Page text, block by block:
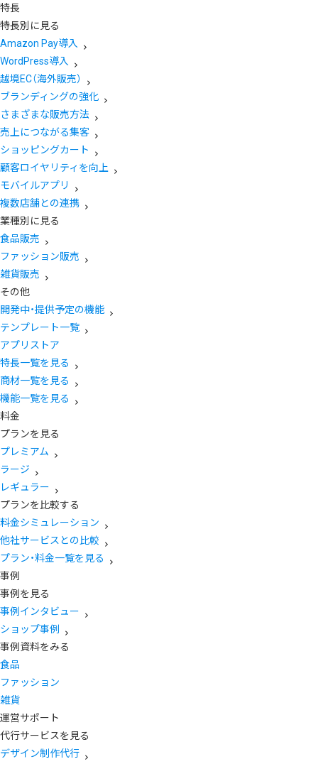
特長
特長別に見る
Amazon Pay導入
WordPress導入
越境EC（海外販売）
ブランディングの強化
さまざまな販売方法
売上につながる集客
ショッピングカート
顧客ロイヤリティを向上
モバイルアプリ
複数店舗との連携
業種別に見る
食品販売
ファッション販売
雑貨販売
その他
開発中・提供予定の機能
テンプレート一覧
アプリストア
特長一覧を見る
商材一覧を見る
機能一覧を見る
料金
プランを見る
プレミアム
ラージ
レギュラー
プランを比較する
料金シミュレーション
他社サービスとの比較
プラン・料金一覧を見る
事例
事例を見る
事例インタビュー
ショップ事例
事例資料をみる
食品
ファッション
雑貨
運営サポート
代行サービスを見る
デザイン制作代行